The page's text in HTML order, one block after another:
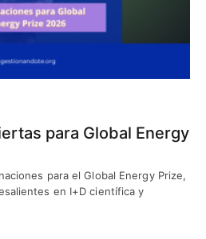
para Global Energy
para el Global Energy Prize,
en I+D científica y